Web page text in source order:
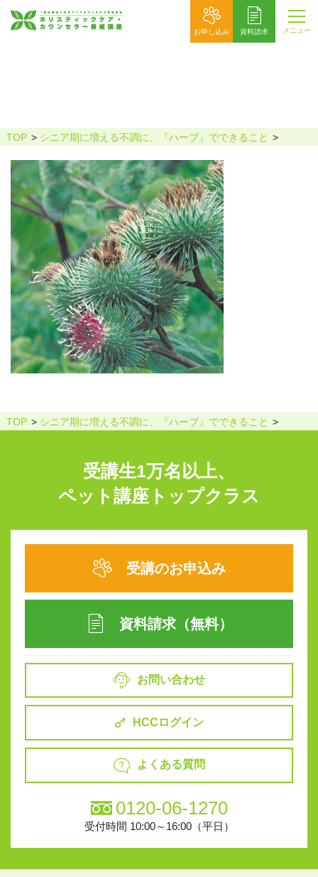
お申し込み 資料請求 メニュー
TOP シニア期に増える不調に、『ハーブ』でできること
TOP シニア期に増える不調に、『ハーブ』でできること
受講生1万名以上、
ペット講座トップクラス
受講のお申込み
資料請求（無料）
お問い合わせ
HCCログイン
よくある質問
0120-06-1270
受付時間 10:00～16:00（平日）